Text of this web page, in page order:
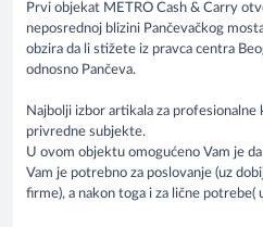
Prvi objekat METRO Cash & Carry
neposrednoj blizini Pančevačkog
obzira da li stižete iz pravca centra
odnosno Pančeva.
Najbolji izbor artikala za profesionalne
privredne subjekte.
U ovom objektu omogućeno Vam je
Vam je potrebno za poslovanje (uz
firme), a nakon toga i za lične potrebe(